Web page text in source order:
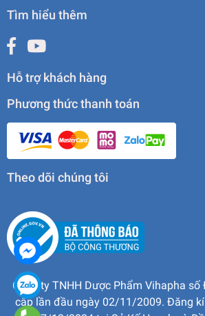
Tìm hiểu thêm
Hỗ trợ khách hàng
Phương thức thanh toán
Theo dõi chúng tôi
Công ty TNHH Dược Phẩm Vihapha
cấp lần đầu ngày 02/11/2009. Đăng